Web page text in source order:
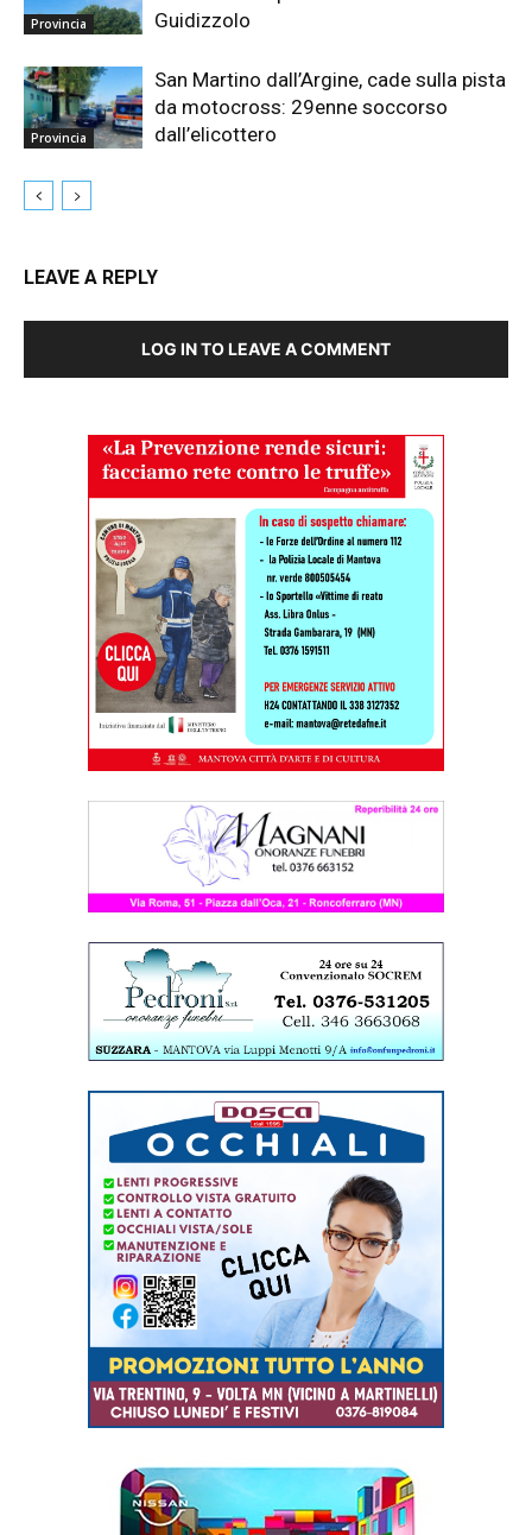
Provincia
Guidizzolo
Provincia
San Martino dall’Argine, cade sulla pista
da motocross: 29enne soccorso
dall’elicottero
LEAVE A REPLY
LOG IN TO LEAVE A COMMENT